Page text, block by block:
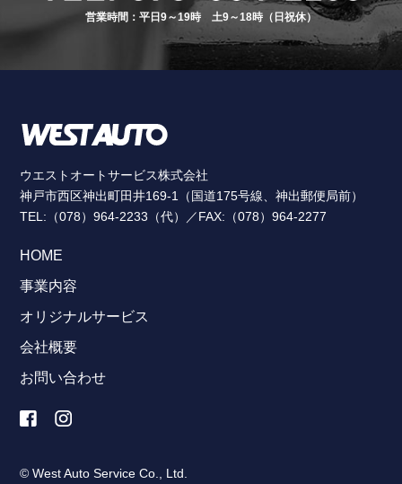
営業時間：平日9～19時 土9～18時（日祝休）
ウエストオートサービス株式会社
神戸市西区神出町田井169-1（国道175号線、神出郵便局前）
TEL:（078）964-2233（代）／FAX:（078）964-2277
HOME
事業内容
オリジナルサービス
会社概要
お問い合わせ
© West Auto Service Co., Ltd.